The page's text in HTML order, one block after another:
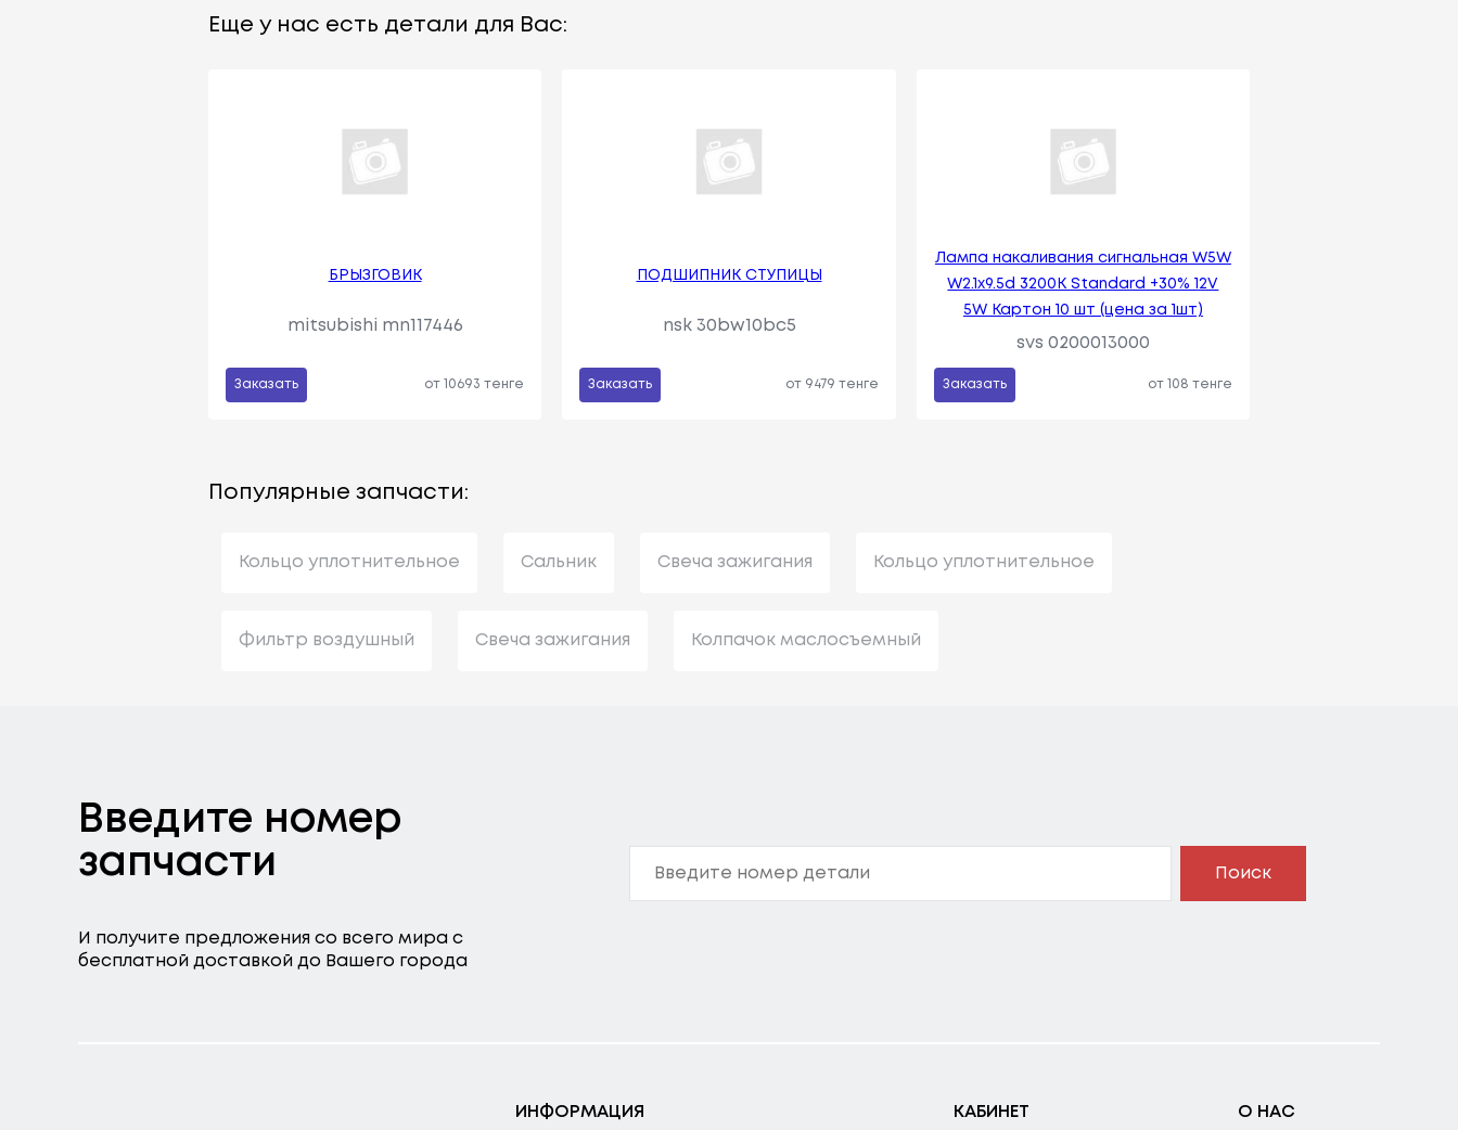
Еще у нас есть детали для Вас:
БРЫЗГОВИК
mitsubishi mn117446
Заказать от 10693 тенге
ПОДШИПНИК СТУПИЦЫ
nsk 30bw10bc5
Заказать от 9479 тенге
Лампа накаливания сигнальная W5W
W2.1x9.5d 3200K Standard +30% 12V
5W Картон 10 шт (цена за 1шт)
svs 0200013000
Заказать от 108 тенге
Популярные запчасти:
Кольцо уплотнительное Сальник Свеча зажигания Кольцо уплотнительное
Фильтр воздушный Свеча зажигания Колпачок маслосъемный
Введите номер
запчасти
И получите предложения со всего мира с
бесплатной доставкой до Вашего города
Поиск
ИНФОРМАЦИЯ КАБИНЕТ О НАС